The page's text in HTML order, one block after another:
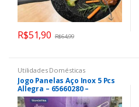
R$51,90 R$64,99
Utilidades Domésticas
Jogo Panelas Aço Inox 5 Pcs
Allegra – 65660280 –
Tramontina